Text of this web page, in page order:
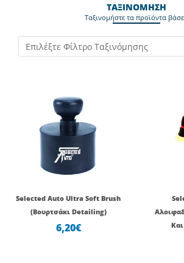
ΤΑΞΙΝΟΜΗΣΗ
Ταξινομήστε τα προϊόντα
Selected Auto Ultra Soft Brush
(Βουρτσάκι Detailing)
6,20€